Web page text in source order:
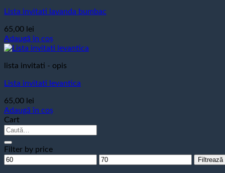
Lista invitati lavanda bumbac
65,00 lei
Adaugă în coș
lista invitati - opis
Lista invitati levantica
65,00 lei
Adaugă în coș
Cart
Caută
Filter by price
Preț
Preț
Filtrează